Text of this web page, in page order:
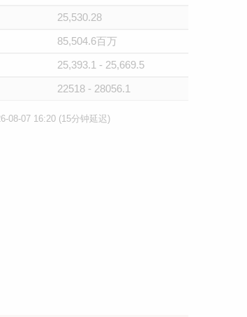
25,530.28
85,504.6百万
25,393.1 - 25,669.5
22518 - 28056.1
08-07 16:20 (15分钟延迟)